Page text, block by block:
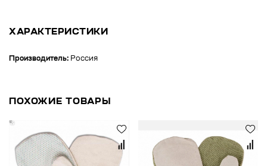
ХАРАКТЕРИСТИКИ
Производитель: Россия
ПОХОЖИЕ ТОВАРЫ